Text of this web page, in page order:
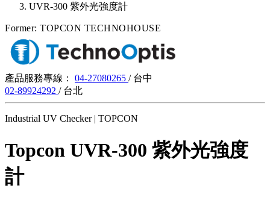
UVR-300 紫外光強度計
Former: TOPCON TECHNOHOUSE
產品服務專線： 04-27080265 / 台中
02-89924292 / 台北
Industrial UV Checker| TOPCON
Topcon UVR-300 紫外光強度
計